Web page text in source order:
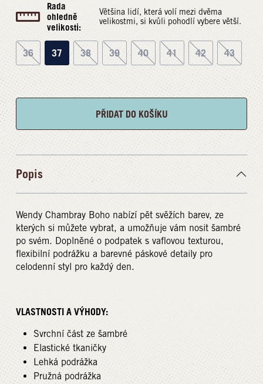
Rada
ohledně
velikosti:
Většina lidí, která volí mezi dvěma
velikostmi, si kvůli pohodlí vybere větší.
36 37 38 39 40 41 42 43
PŘIDAT DO KOŠÍKU
Popis
Wendy Chambray Boho nabízí pět svěžích barev, ze
kterých si můžete vybrat, a umožňuje vám nosit šambré
po svém. Doplněné o podpatek s vaflovou texturou,
flexibilní podrážku a barevné páskové detaily pro
celodenní styl pro každý den.
VLASTNOSTI A VÝHODY:
Svrchní část ze šambré
Elastické tkaničky
Lehká podrážka
Pružná podrážka